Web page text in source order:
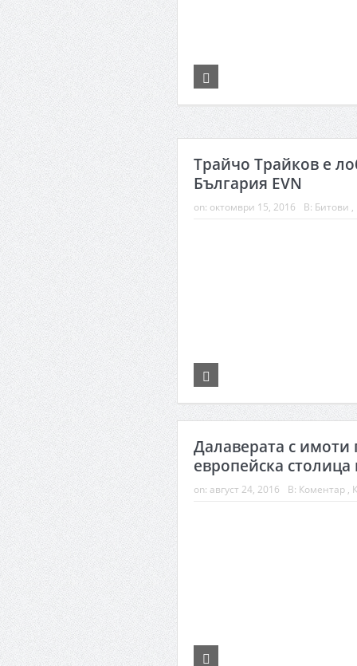
Трайчо Трайков е
България EVN
on: октомври 15, 2016 В: Битови ,
Далаверата с имоти
европейска столица
on: август 24, 2016 В: Коментар ,